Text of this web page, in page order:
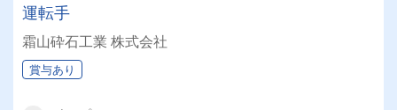
運転手
霜山砕石工業 株式会社
賞与あり